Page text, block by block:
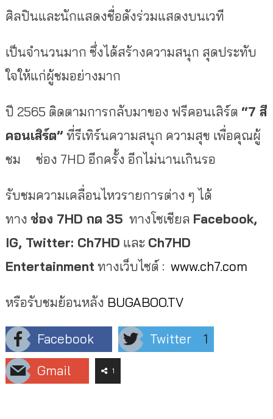
ศิลปินและนักแสดงชื่อดังร่วมแสดงบนเวที
เป็นจำนวนมาก ซึ่งได้สร้างความสนุก สุดประทับ
ใจให้แก่ผู้ชมอย่างมาก
ปี 2565 ติดตามการกลับมาของ ฟรีคอนเสิร์ต “7 สี
คอนเสิร์ต” ที่รีเทิร์นความสนุก ความสุข เพื่อคุณผู้
ชม ช่อง 7HD อีกครั้ง อีกไม่นานเกินรอ
รับชมความเคลื่อนไหวรายการต่าง ๆ ได้
ทาง ช่อง 7HD กด 35 ทางโซเชียล Facebook,
IG, Twitter: Ch7HD และ Ch7HD
Entertainment ทางเว็บไซต์ : www.ch7.com
หรือรับชมย้อนหลัง BUGABOO.TV
Facebook Twitter
1
Gmail
1